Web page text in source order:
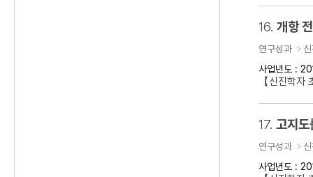
16. 개항
연구성과
사업년도 :
【신진학
17. 고지도
연구성과
사업년도 :